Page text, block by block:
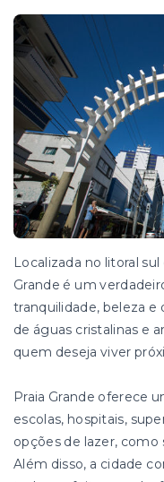
Localizada no litoral
Grande é um
tranquilidade, beleza e
de águas cristalinas e
quem deseja viver
Praia Grande oferece
escolas, hospitais,
opções de lazer, como
Além disso, a cidade